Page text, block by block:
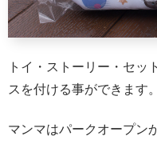
トイ・ストーリー・セッ
スを付ける事ができます。
マンマはパークオープン